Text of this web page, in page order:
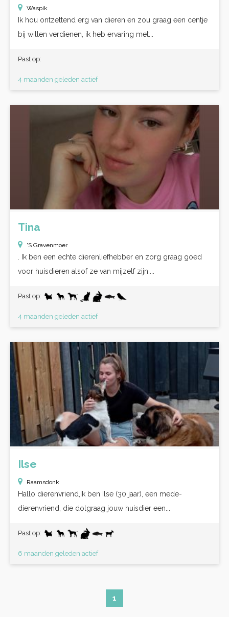
Waspik
Ik hou ontzettend erg van dieren en zou graag een centje
bij willen verdienen, ik heb ervaring met...
Past op:
4 maanden geleden actief
Tina
'S Gravenmoer
. Ik ben een echte dierenliefhebber en zorg graag goed
voor huisdieren alsof ze van mijzelf zijn....
Past op:
4 maanden geleden actief
Ilse
Raamsdonk
Hallo dierenvriend,Ik ben Ilse (30 jaar), een mede-
dierenvriend, die dolgraag jouw huisdier een...
Past op:
6 maanden geleden actief
1